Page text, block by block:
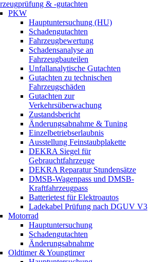
& -gutachten
PKW
Hauptuntersuchung (HU)
Schadengutachten
Fahrzeugbewertung
Schadensanalyse an
Fahrzeugbauteilen
Unfallanalytische Gutachten
Gutachten zu technischen
Fahrzeugschäden
Gutachten zur
Verkehrsüberwachung
Zustandsbericht
Änderungsabnahme & Tuning
Einzelbetriebserlaubnis
Ausstellung Feinstaubplakette
DEKRA Siegel für
Gebrauchtfahrzeuge
DEKRA Reparatur Stundensätze
DMSB-Wagenpass und DMSB-
Kraftfahrzeugpass
Batterietest für Elektroautos
Ladekabel Prüfung nach DGUV V3
Motorrad
Hauptuntersuchung
Schadengutachten
Änderungsabnahme
Oldtimer & Youngtimer